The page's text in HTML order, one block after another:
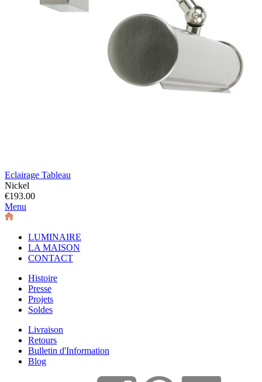
Eclairage Tableau
Nickel
€193.00
Menu
LUMINAIRE
LA MAISON
CONTACT
Histoire
Presse
Projets
Soldes
Livraison
Retours
Bulletin d'Information
Blog